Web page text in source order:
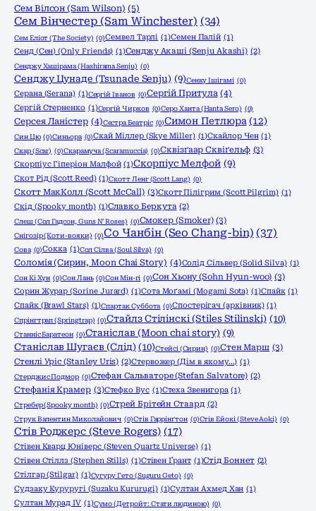
Сем Вілсон (Sam Wilson) (5)
Сем Вінчестер (Sam Winchester) (34)
Сем Еліот (The Society) (0)Семвел Тарлі (1)Семен Палій (1)
Сенд (Сен) (Only Friends) (1)Сенджу Акаші (Senju Akashi) (2)
Сенджу Хашірама (Hashirama Senju) (0)
Сенджу Цунаде (Tsunade Senju) (9)Сенку Ішігамі (0)
Серана (Serana) (1)Сергій Іванов (0)Сергій Притула (4)
Сергій Стерненко (1)Сергій Чирков (0)Серо Ханта (Hanta Sero) (0)
Серсея Ланістер (4)Сестра Беатріс (0)Симон Петлюра (12)
Син Цю (0)Синьора (0)Скай Міллер (Skye Miller) (1)Скайлор Чен (1)
Скар (Scar) (0)Скарамуча (Scaramuccia) (0)Сквізґаар Сквіґельф (3)
Скорпіус Гіперіон Малфой (1)Скорпіус Мелфой (9)
Скот Рід (Scott Reed) (1)Скотт Ленг (Scott Lang) (0)
Скотт МакКолл (Scott McCall) (3)Скотт Пілігрим (Scott Pilgrim) (1)
Скід (Spooky month) (1)Славко Беркута (2)
Слеш (Сол Гадсон, Guns N' Roses) (0)Смокер (Smoker) (3)
Снігозір (Коти-вояки) (0)Со Чанбін (Seo Chang-bin) (37)
Сова (0)Сокка (1)Сол Сілва (Soul Silva) (0)
Соломія (Сирин, Moon Chai Story) (4)Солід Сільвер (Solid Silva) (1)
Сон Кі Хун (0)Сон Лань (0)Сон Мін-гі (0)Сон Хьону (Sohn Hyun-woo) (3)
Сорин Журар (Sorine Jurard) (1)Сота Моґамі (Mogami Sota) (1)Спайк (1)
Спайк (Brawl Stars) (1)Спартак Суббота (0)Спостерігач (архівник) (1)
Спрінгтрап (Springtrap) (0)Стайлз Стілінскі (Stiles Stilinski) (10)
Станніс Баратеон (0)Станіслав (Moon chai story) (9)
Станіслав Шугаєв (Слід) (10)Стейсі (Сирин) (0)Стен Марш (3)
Стенлі Уріс (Stanley Uris) (2)Стервожер (Дім в якому…) (1)
Стерджис Подмор (0)Стефан Сальваторе (Stefan Salvatore) (2)
Стефанія Крамер (3)Стефко Вус (1)Стеха Звенигора (1)
Стребер (Spooky month) (0)Стрей Брітейн Стаард (2)
Струк Валентин Миколайович (0)Стів Гаррінґтон (0)Стів Ейокі (Steve Aoki) (0)
Стів Роджерс (Steve Rogers) (17)
Стівен Кварц Юніверс (Steven Quartz Universe) (1)
Стівен Стіллз (Stephen Stills) (1)Стівен Ґрант (1)Стід Боннет (2)
Стілгар (Stilgar) (1)Сугуру Гето (Suguru Geto) (0)
Судзаку Куруругі (Suzaku Kururugi) (1)Султан Ахмед Хан (1)
Султан Мурад IV (1)Сумо (Детройт: Стати людиною) (0)